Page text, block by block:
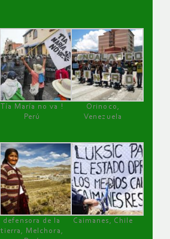
Tía María no va !
Perú
Orinoco,
Venezuela
defensora de la
tierra, Melchora,
Caimanes, Chile